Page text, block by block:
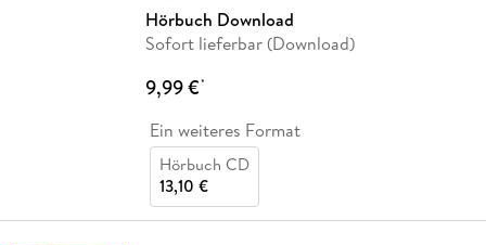
Hörbuch Download
Sofort lieferbar (Download)
9,99 €*
Ein weiteres Format
Hörbuch CD
13,10 €